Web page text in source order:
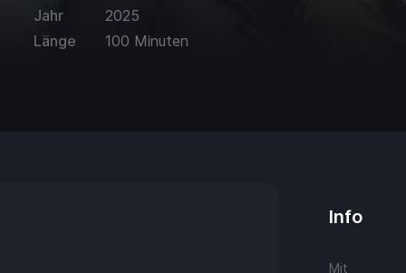
Jahr
2025
Länge
100 Minuten
Info
Mit